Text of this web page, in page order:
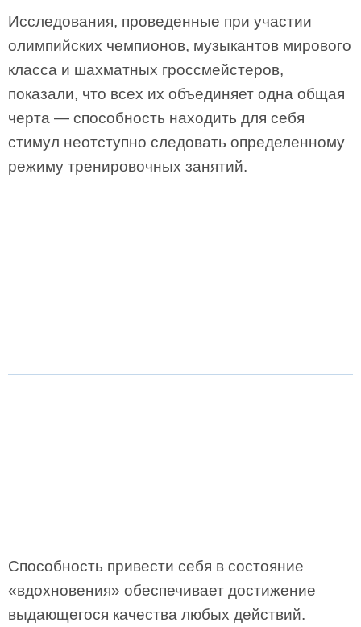
Исследования, проведенные при участии
олимпийских чемпионов, музыкантов мирового
класса и шахматных гроссмейстеров,
показали, что всех их объединяет одна общая
черта — способность находить для себя
стимул неотступно следовать определенному
режиму тренировочных занятий.
Способность привести себя в состояние
«вдохновения» обеспечивает достижение
выдающегося качества любых действий.